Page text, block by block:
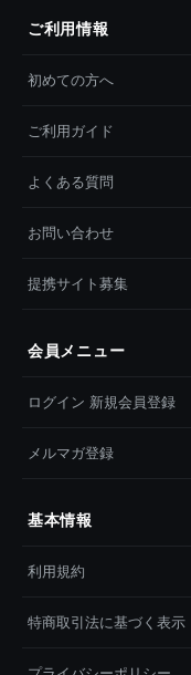
ご利用情報
初めての方へ
ご利用ガイド
よくある質問
お問い合わせ
提携サイト募集
会員メニュー
ログイン 新規会員登録
メルマガ登録
基本情報
利用規約
特商取引法に基づく表示